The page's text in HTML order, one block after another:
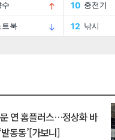
연 홈플러스…정상화 바
동동’[가보니]